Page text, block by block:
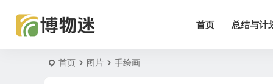
首页 总结与计
首页 图片 手绘画